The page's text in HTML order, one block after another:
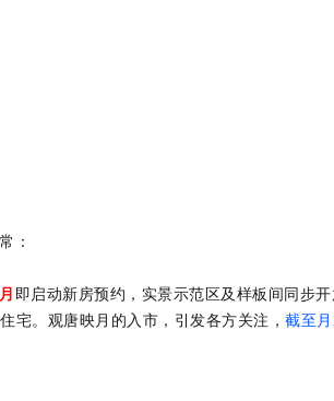
：
即启动新房预约，实景示范区及样板间同步
宅。 观唐映月的入市，引发各方关注， 截至